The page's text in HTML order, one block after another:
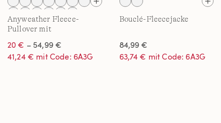
Anyweather Fleece-
Pullover mit
20 € – 54,99 €
41,24 € mit Code: 6A3G
Bouclé-Fleecejacke
84,99 €
63,74 € mit Code: 6A3G